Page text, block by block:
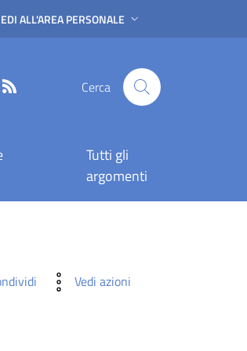
ALL'AREA PERSONALE
Cerca
Tutti gli
argomenti
Vedi azioni